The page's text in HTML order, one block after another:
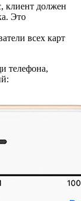
клиент должен
Это
всех карт
телефона,